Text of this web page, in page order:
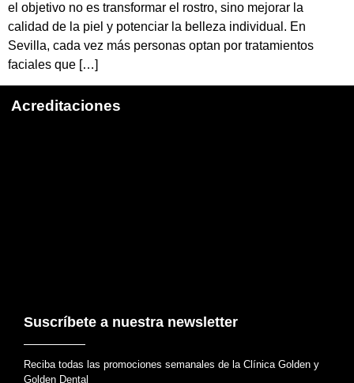
el objetivo no es transformar el rostro, sino mejorar la
calidad de la piel y potenciar la belleza individual. En
Sevilla, cada vez más personas optan por tratamientos
faciales que […]
Acreditaciones
Suscríbete a nuestra newsletter
Reciba todas las promociones semanales de la Clínica Golden y
Golden Dental